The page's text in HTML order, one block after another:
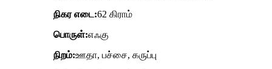
நிகர எடை:62 கிராம்
பொருள்:எஃகு
நிறம்:ஊதா, பச்சை, கருப்பு